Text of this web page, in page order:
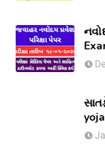
yojana | સમુહ લગ્ન માં લગ્ન
અને